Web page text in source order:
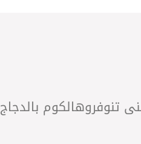
تنوفروهالكوم بالدجاج